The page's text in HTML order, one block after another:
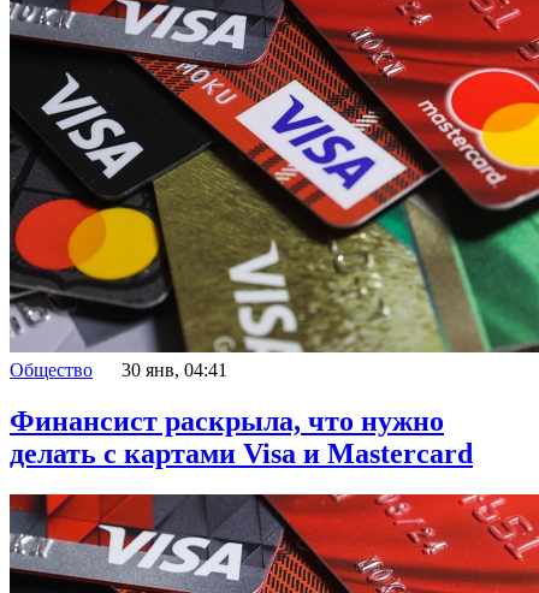
Общество 30 янв, 04:41
Финансист раскрыла, что нужно
делать с картами Visa и Mastercard